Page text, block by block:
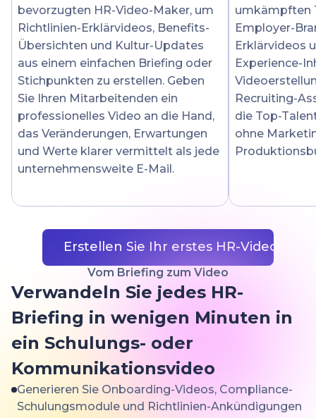
bevorzugten HR-Video-Maker, um
Richtlinien-Erklärvideos, Benefits-
Übersichten und Kultur-Updates
aus einem einfachen Briefing oder
Stichpunkten zu erstellen. Geben
Sie Ihren Mitarbeitenden ein
professionelles Video an die Hand,
das Veränderungen, Erwartungen
und Werte klarer vermittelt als jede
unternehmensweite E-Mail.
umkämpften
Employer-
Erklärvideos
Experience-
Recruiting-
die Top-
ohne
Erstellen Sie Ihr erstes HR-Video
Vom Briefing zum Video
Verwandeln Sie jedes HR-
Briefing in wenigen Minuten in
ein Schulungs- oder
Kommunikationsvideo
Generieren Sie Onboarding-Videos, Compliance-
Schulungsmodule und Richtlinien-Ankündigungen